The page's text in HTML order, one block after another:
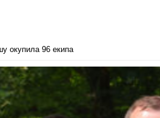
окупила 96 екипа